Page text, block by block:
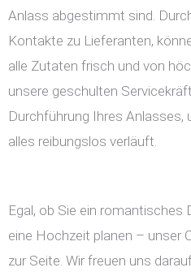
Anlass abgestimmt sind.
Kontakte zu Lieferanten,
alle Zutaten frisch und von
unsere geschulten
Durchführung Ihres Anlasses,
alles reibungslos verläuft.
Egal, ob Sie ein romantisches
eine Hochzeit planen – unser
zur Seite. Wir freuen uns